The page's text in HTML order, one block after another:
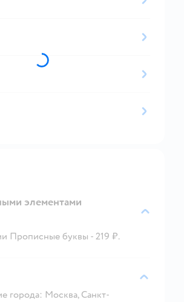
элементами
Прописные буквы - 219 ₽.
города: Москва, Санкт-